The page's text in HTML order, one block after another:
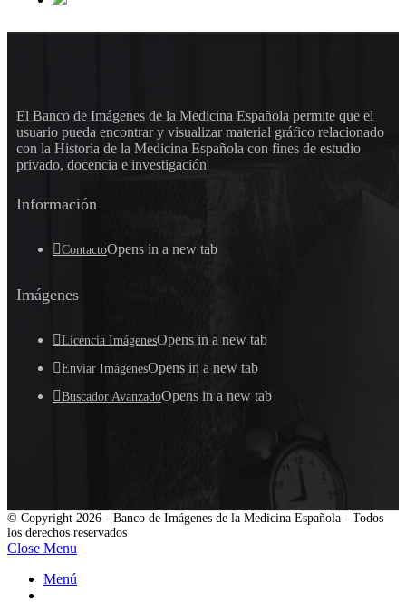
El Banco de Imágenes de la Medicina Española permite que el
usuario pueda encontrar y visualizar material gráfico relacionado
con la Historia de la Medicina Española con fines de estudio
privado, docencia e investigación
Información
ContactoOpens in a new tab
Imágenes
Licencia ImágenesOpens in a new tab
Enviar ImágenesOpens in a new tab
Buscador AvanzadoOpens in a new tab
© Copyright 2026 - Banco de Imágenes de la Medicina Española - Todos
los derechos reservados
Close Menu
Menú